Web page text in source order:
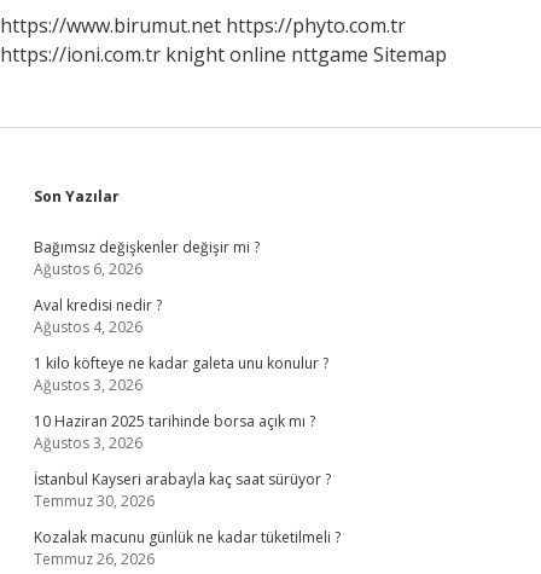
https://www.birumut.net https://phyto.com.tr
https://ioni.com.tr knight online nttgame Sitemap
Sidebar
Son Yazılar
Bağımsız değişkenler değişir mi ?
Ağustos 6, 2026
Aval kredisi nedir ?
Ağustos 4, 2026
1 kilo köfteye ne kadar galeta unu konulur ?
Ağustos 3, 2026
10 Haziran 2025 tarihinde borsa açık mı ?
Ağustos 3, 2026
İstanbul Kayseri arabayla kaç saat sürüyor ?
Temmuz 30, 2026
Kozalak macunu günlük ne kadar tüketilmeli ?
Temmuz 26, 2026